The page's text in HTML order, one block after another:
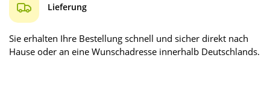
Lieferung
Sie erhalten Ihre Bestellung schnell und sicher direkt nach
Hause oder an eine Wunschadresse innerhalb Deutschlands.